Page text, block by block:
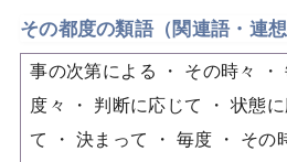
その都度の類語（関連語・連想
事の次第による その時々
度々
判断に応じて 状態
て
決まって 毎度 その